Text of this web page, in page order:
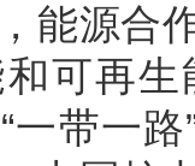
能源合
可再
“一带一